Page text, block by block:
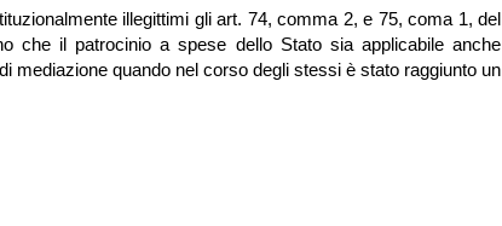
illegittimi gli art. 74, comma 2, e 75, coma 1, del
che il patrocinio a spese dello Stato sia applicabile anche
mediazione quando nel corso degli stessi è stato raggiunto un